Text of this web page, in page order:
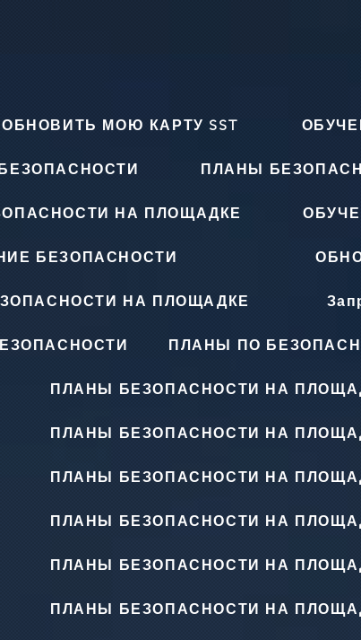
ОБНОВИТЬ МОЮ КАРТУ SST
ПЛАНЫ
НА ПЛОЩАДКЕ
БЕЗОПАСНОСТИ
НА ПЛОЩАДКЕ
ПЛАНЫ ПО
ПЛАНЫ БЕЗОПАСНОСТИ НА
ПЛАНЫ БЕЗОПАСНОСТИ НА
ПЛАНЫ БЕЗОПАСНОСТИ НА
ПЛАНЫ БЕЗОПАСНОСТИ НА
ПЛАНЫ БЕЗОПАСНОСТИ НА
ПЛАНЫ БЕЗОПАСНОСТИ НА